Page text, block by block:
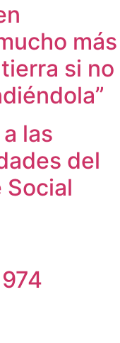
más
si no
las
del
Social